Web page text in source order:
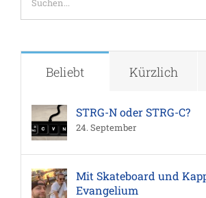
Beliebt Kürzlich
STRG-N oder STRG-C?
24. September
Mit Skateboard und
Evangelium